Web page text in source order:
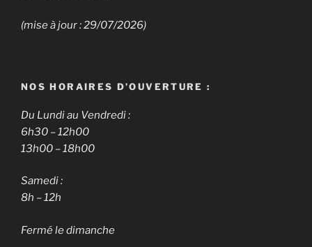
(mise à jour : 29/07/2026)
NOS HORAIRES D’OUVERTURE :
Du Lundi au Vendredi :
6h30 – 12h00
13h00 – 18h00
Samedi :
8h – 12h
Fermé le dimanche